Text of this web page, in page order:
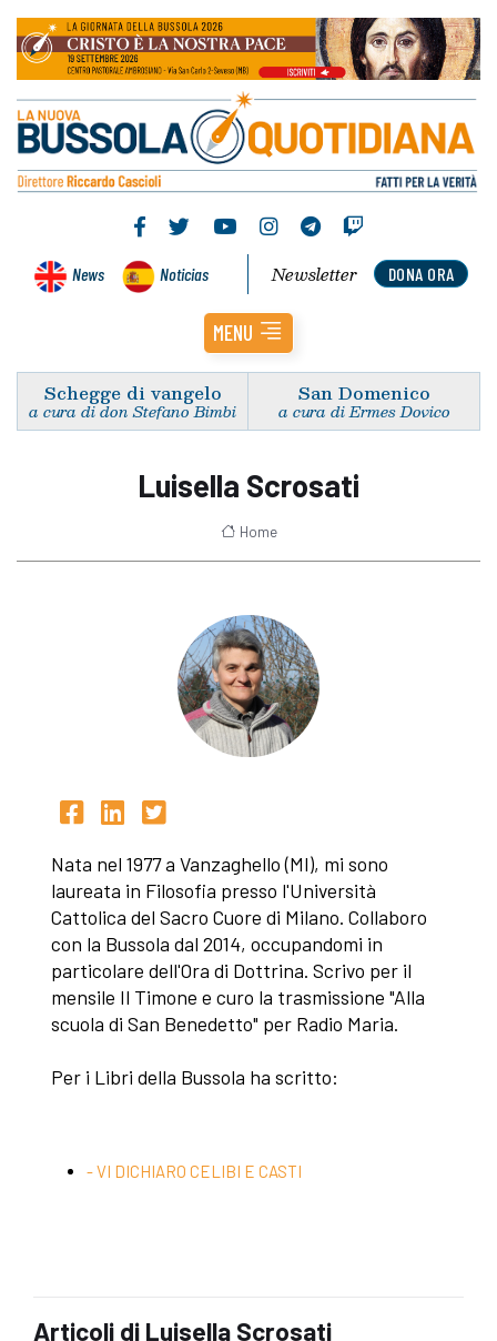
News Noticias DONA ORA
Newsletter
MENU
Schegge di vangelo
a cura di don Stefano Bimbi
San Domenico
a cura di Ermes Dovico
Luisella Scrosati
Home
Nata nel 1977 a Vanzaghello (MI), mi sono
laureata in Filosofia presso l'Università
Cattolica del Sacro Cuore di Milano. Collaboro
con la Bussola dal 2014, occupandomi in
particolare dell'Ora di Dottrina. Scrivo per il
mensile Il Timone e curo la trasmissione "Alla
scuola di San Benedetto" per Radio Maria.
Per i Libri della Bussola ha scritto:
- VI DICHIARO CELIBI E CASTI
Articoli di Luisella Scrosati